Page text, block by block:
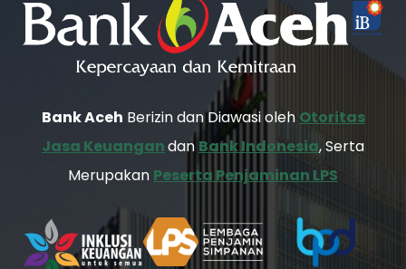
Bank Aceh Berizin dan Diawasi oleh Otoritas
Jasa Keuangandan Bank Indonesia, Serta
Merupakan Peserta Penjaminan LPS